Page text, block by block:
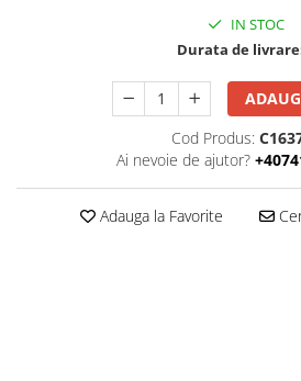
Prelungitoare
Role prelungitor
IN STOC
Durata de
Cod Produs:
Ai nevoie de ajutor?
Adauga la Favorite